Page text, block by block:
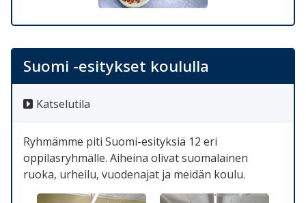
Suomi -esitykset koululla
Katselutila
Ryhmämme piti Suomi-esityksiä 12 eri
oppilasryhmälle. Aiheina olivat suomalainen
ruoka, urheilu, vuodenajat ja meidän koulu.